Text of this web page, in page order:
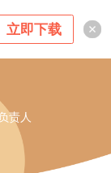
立即下载
责人